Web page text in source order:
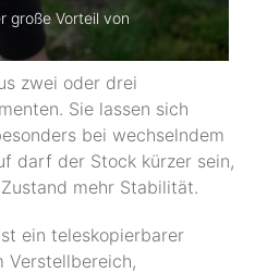
große Vorteil von
zwei oder drei
Sie lassen sich
bei wechselndem
darf der Stock kürzer sein,
mehr Stabilität.
ein teleskopierbarer
Verstellbereich,